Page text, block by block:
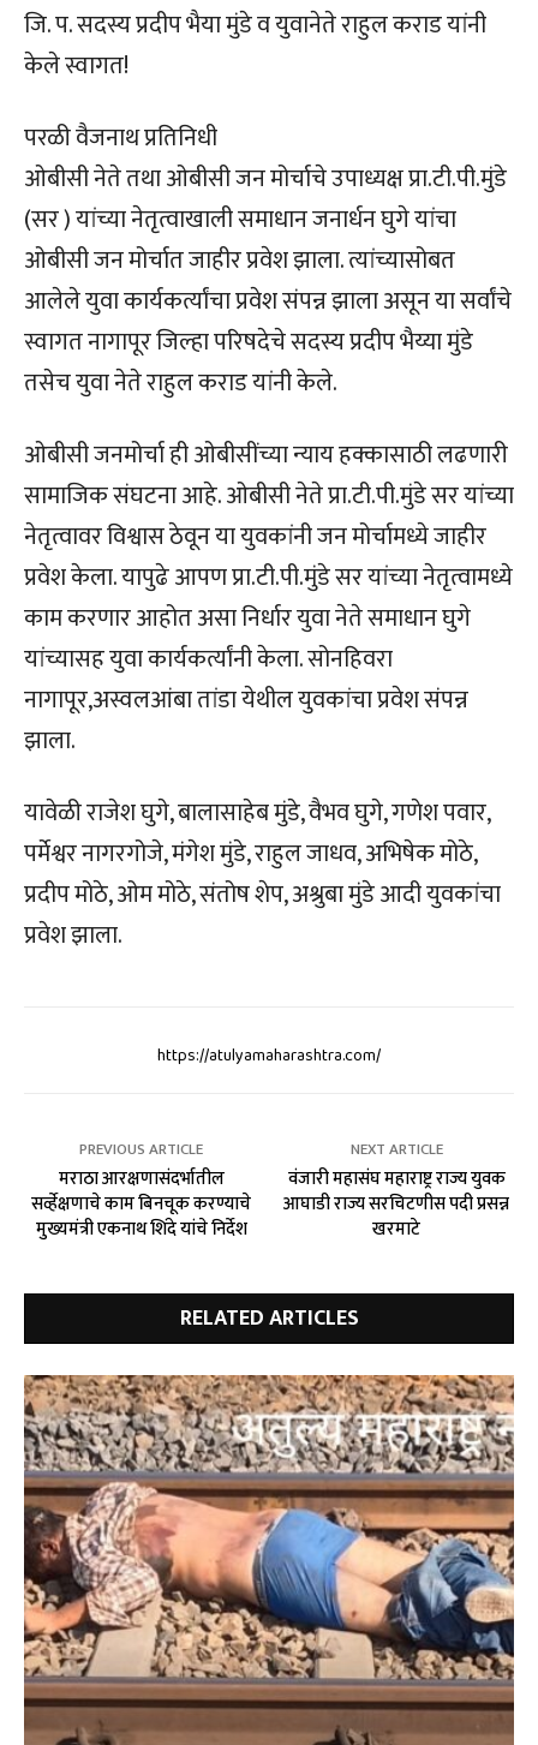
जि. प. सदस्य प्रदीप भैया मुंडे व युवानेते राहुल कराड यांनी
केले स्वागत!
परळी वैजनाथ प्रतिनिधी
ओबीसी नेते तथा ओबीसी जन मोर्चाचे उपाध्यक्ष प्रा.टी.पी.मुंडे
(सर ) यांच्या नेतृत्वाखाली समाधान जनार्धन घुगे यांचा
ओबीसी जन मोर्चात जाहीर प्रवेश झाला. त्यांच्यासोबत
आलेले युवा कार्यकर्त्यांचा प्रवेश संपन्न झाला असून या सर्वांचे
स्वागत नागापूर जिल्हा परिषदेचे सदस्य प्रदीप भैय्या मुंडे
तसेच युवा नेते राहुल कराड यांनी केले.
ओबीसी जनमोर्चा ही ओबीसींच्या न्याय हक्कासाठी लढणारी
सामाजिक संघटना आहे. ओबीसी नेते प्रा.टी.पी.मुंडे सर यांच्या
नेतृत्वावर विश्वास ठेवून या युवकांनी जन मोर्चामध्ये जाहीर
प्रवेश केला. यापुढे आपण प्रा.टी.पी.मुंडे सर यांच्या नेतृत्वामध्ये
काम करणार आहोत असा निर्धार युवा नेते समाधान घुगे
यांच्यासह युवा कार्यकर्त्यांनी केला. सोनहिवरा
नागापूर,अस्वलआंबा तांडा येथील युवकांचा प्रवेश संपन्न
झाला.
यावेळी राजेश घुगे, बालासाहेब मुंडे, वैभव घुगे, गणेश पवार,
पर्मेश्वर नागरगोजे, मंगेश मुंडे, राहुल जाधव, अभिषेक मोठे,
प्रदीप मोठे, ओम मोठे, संतोष शेप, अश्रुबा मुंडे आदी युवकांचा
प्रवेश झाला.
https://atulyamaharashtra.com/
PREVIOUS ARTICLE
मराठा आरक्षणासंदर्भातील
सर्व्हेक्षणाचे काम बिनचूक करण्याचे
मुख्यमंत्री एकनाथ शिंदे यांचे निर्देश
NEXT ARTICLE
वंजारी महासंघ महाराष्ट्र राज्य युवक
आघाडी राज्य सरचिटणीस पदी प्रसन्न
खरमाटे
RELATED ARTICLES